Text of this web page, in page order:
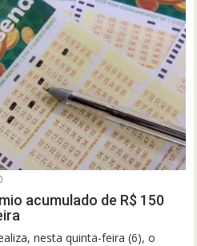
acumulado de R$ 150
nesta quinta-feira (6), o